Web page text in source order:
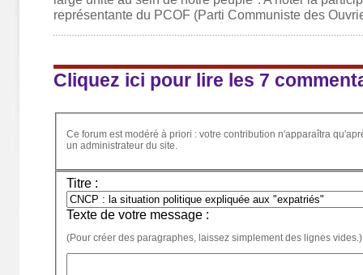
représentante du PCOF (Parti Communiste des
Cliquez ici pour lire les 7
Ce forum est modéré à priori : votre contribution n'apparaîtra
un administrateur du site.
Titre :
Texte de votre message :
(Pour créer des paragraphes, laissez simplement des lignes vides.)